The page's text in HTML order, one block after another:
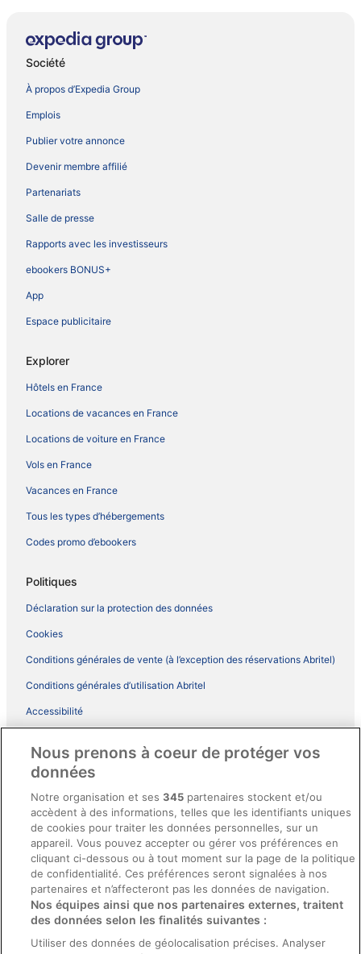
Société
À propos d’Expedia Group
Emplois
Publier votre annonce
Devenir membre affilié
Partenariats
Salle de presse
Rapports avec les investisseurs
ebookers BONUS+
App
Espace publicitaire
Explorer
Hôtels en France
Locations de vacances en France
Locations de voiture en France
Vols en France
Vacances en France
Tous les types d’hébergements
Codes promo d’ebookers
Politiques
Déclaration sur la protection des données
Cookies
Conditions générales de vente (à l’exception des réservations Abritel)
Conditions générales d’utilisation Abritel
Accessibilité
Conditions générales du programme BONUS+ d’ebookers
Directives de contenu et signalement de contenus
Aide
Soutien
Annuler votre réservation d’hôtel ou de propriété de vacances
Nous prenons à coeur de protéger vos
données
Notre organisation et ses345 partenaires stockent et/ou
accèdent à des informations, telles que les identifiants uniques
de cookies pour traiter les données personnelles, sur un
appareil. Vous pouvez accepter ou gérer vos préférences en
cliquant ci-dessous ou à tout moment sur la page de la politique
de confidentialité. Ces préférences seront signalées à nos
partenaires et n’affecteront pas les données de navigation.
Nos équipes ainsi que nos partenaires externes, traitent
des données selon les finalités suivantes :
Utiliser des données de géolocalisation précises. Analyser